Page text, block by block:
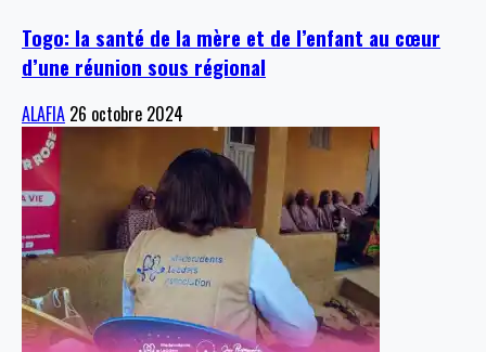
Togo: la santé de la mère et de l’enfant au cœur
d’une réunion sous régional
ALAFIA 26 octobre 2024